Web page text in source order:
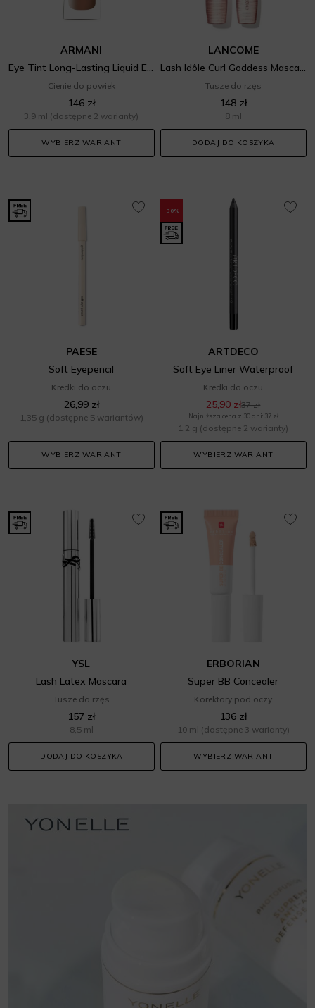
ARMANI
Eye Tint Long-Lasting Liquid Eyeshadow
Cienie do powiek
146 zł
3,9 ml (dostępne 2 warianty)
WYBIERZ WARIANT
LANCOME
Lash Idôle Curl Goddess Mascara
Tusze do rzęs
148 zł
8 ml
DODAJ DO KOSZYKA
PAESE
Soft Eyepencil
Kredki do oczu
26,99 zł
1,35 g (dostępne 5 wariantów)
WYBIERZ WARIANT
-30%
ARTDECO
Soft Eye Liner Waterproof
Kredki do oczu
25,90 zł37 zł
Najniższa cena z 30 dni: 37 zł
1,2 g (dostępne 2 warianty)
WYBIERZ WARIANT
YSL
Lash Latex Mascara
Tusze do rzęs
157 zł
8,5 ml
DODAJ DO KOSZYKA
ERBORIAN
Super BB Concealer
Korektory pod oczy
136 zł
10 ml (dostępne 3 warianty)
WYBIERZ WARIANT